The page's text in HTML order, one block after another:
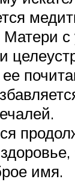
Матери
имя.